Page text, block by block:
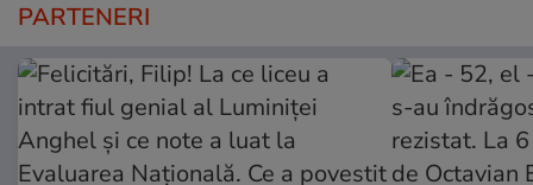
PARTENERI